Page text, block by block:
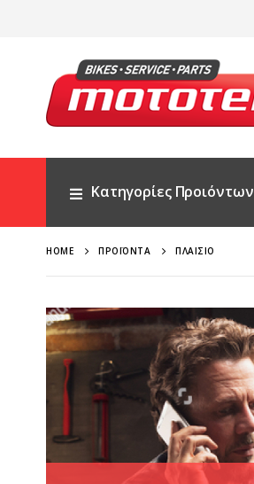
Κατηγορίες Προιόντων
HOME ΠΡΟΪΌΝΤΑ ΠΛΑΊΣΙΟ